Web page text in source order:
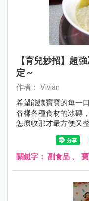
【育兒妙招】超
定～
作者： Vivian
希望能讓寶寶的每一
各樣各種食材的冰磚
怎麼收那才最方便又
不但讓冰箱一目了然
關鍵字： 副食品 、